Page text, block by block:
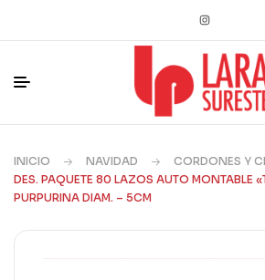
INICIO NAVIDAD
CORDONES Y
DES. PAQUETE 80 LAZOS AUTO MONTABLE
PURPURINA DIAM. – 5CM